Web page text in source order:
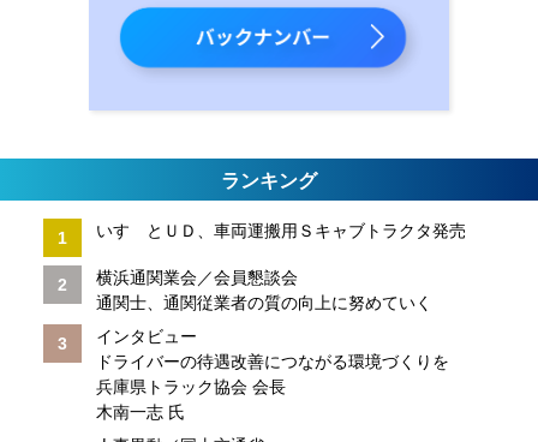
ランキング
いすゞとＵＤ、車両運搬用Ｓキャブトラクタ発売
横浜通関業会／会員懇談会
通関士、通関従業者の質の向上に努めていく
インタビュー
ドライバーの待遇改善につながる環境づくりを
兵庫県トラック協会 会長
木南一志 氏